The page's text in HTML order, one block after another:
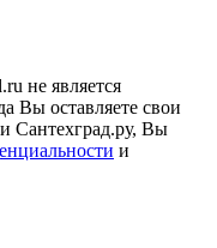
не является
Вы оставляете свои
Сантехград.ру, Вы
и